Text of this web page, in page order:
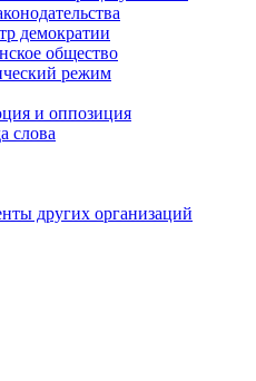
демократии
общество
режим
и оппозиция
слова
других организаций